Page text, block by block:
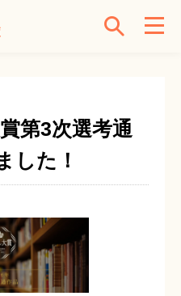
第3次選考通
した！